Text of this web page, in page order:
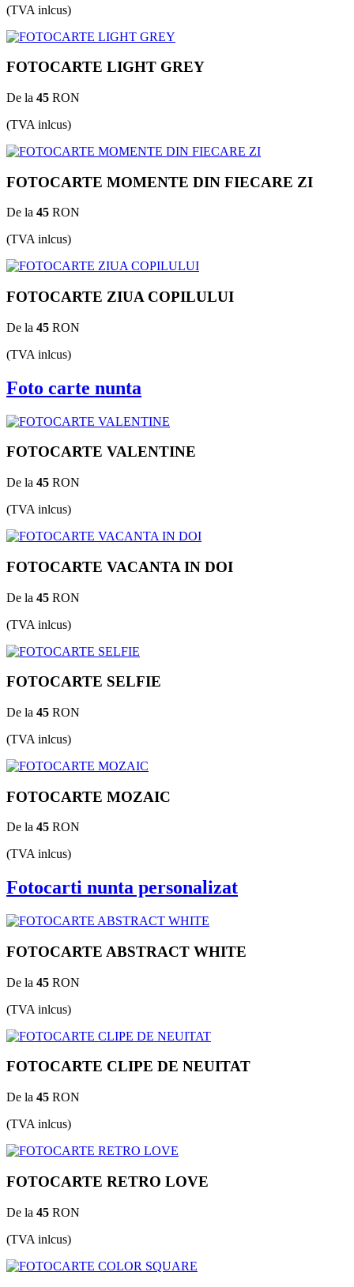
(TVA inlcus)
FOTOCARTE LIGHT GREY
De la 45 RON
(TVA inlcus)
FOTOCARTE MOMENTE DIN FIECARE ZI
De la 45 RON
(TVA inlcus)
FOTOCARTE ZIUA COPILULUI
De la 45 RON
(TVA inlcus)
Foto carte nunta
FOTOCARTE VALENTINE
De la 45 RON
(TVA inlcus)
FOTOCARTE VACANTA IN DOI
De la 45 RON
(TVA inlcus)
FOTOCARTE SELFIE
De la 45 RON
(TVA inlcus)
FOTOCARTE MOZAIC
De la 45 RON
(TVA inlcus)
Fotocarti nunta personalizat
FOTOCARTE ABSTRACT WHITE
De la 45 RON
(TVA inlcus)
FOTOCARTE CLIPE DE NEUITAT
De la 45 RON
(TVA inlcus)
FOTOCARTE RETRO LOVE
De la 45 RON
(TVA inlcus)